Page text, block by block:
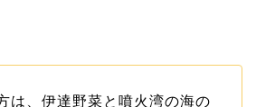
は、伊達野菜と噴火湾の海の